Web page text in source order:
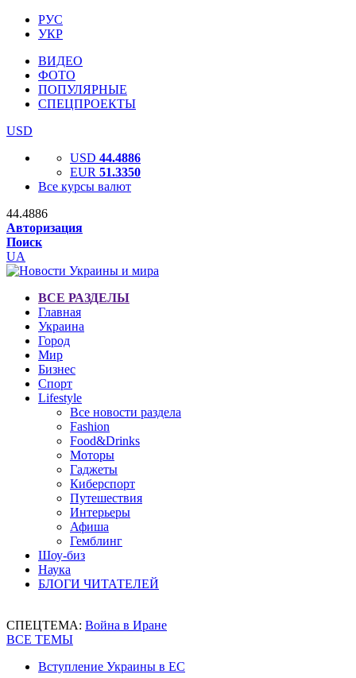
РУС
УКР
ВИДЕО
ФОТО
ПОПУЛЯРНЫЕ
СПЕЦПРОЕКТЫ
USD
USD 44.4886
EUR 51.3350
Все курсы валют
44.4886
Авторизация
Поиск
UA
ВСЕ РАЗДЕЛЫ
Главная
Украина
Город
Мир
Бизнес
Спорт
Lifestyle
Все новости раздела
Fashion
Food&Drinks
Моторы
Гаджеты
Киберспорт
Путешествия
Интерьеры
Афиша
Гемблинг
Шоу-биз
Наука
БЛОГИ ЧИТАТЕЛЕЙ
СПЕЦТЕМА: Война в Иране
ВСЕ ТЕМЫ
Вступление Украины в ЕС